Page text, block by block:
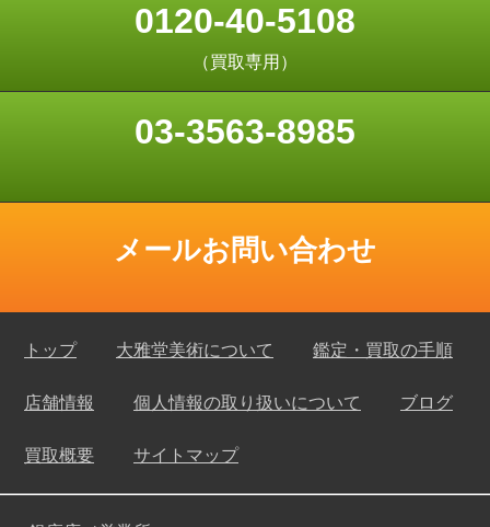
0120-40-5108
（買取専用）
03-3563-8985
メールお問い合わせ
トップ 大雅堂美術について 鑑定・買取の手順
店舗情報 個人情報の取り扱いについて ブログ
買取概要 サイトマップ